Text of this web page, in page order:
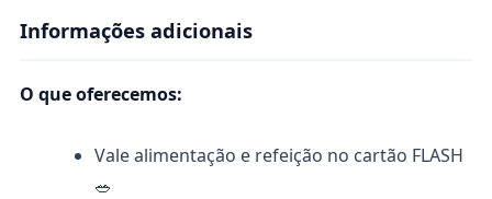
Informações adicionais
O que oferecemos:
Vale alimentação e refeição no cartão FLASH
🥗